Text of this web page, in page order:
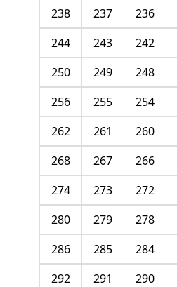
236
237
238
242
243
244
248
249
250
254
255
256
260
261
262
266
267
268
272
273
274
278
279
280
284
285
286
290
291
292